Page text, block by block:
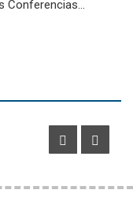
Conferencias...